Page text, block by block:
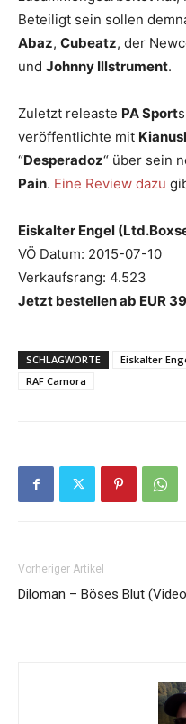
Beteiligt sein sollen
Abaz, Cubeatz, der
und Johnny Illstrument.
Zuletzt releaste PA Sport
veröffentlichte mit
“Desperadoz“ über sein
Pain. Eine Review dazu
Eiskalter Engel
VÖ Datum: 2015-07-10
Verkaufsrang: 4.523
Jetzt bestellen ab EUR
SCHLAGWORTE Eiskalter
RAF Camora
Vorheriger Artikel
Diloman – Böses Blut